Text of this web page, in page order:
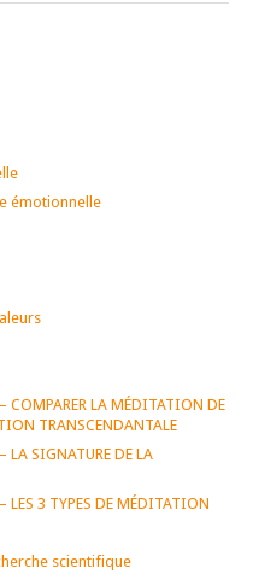
émotionnelle
LA MÉDITATION DE
TRANSCENDANTALE
SIGNATURE DE LA
3 TYPES DE MÉDITATION
scientifique